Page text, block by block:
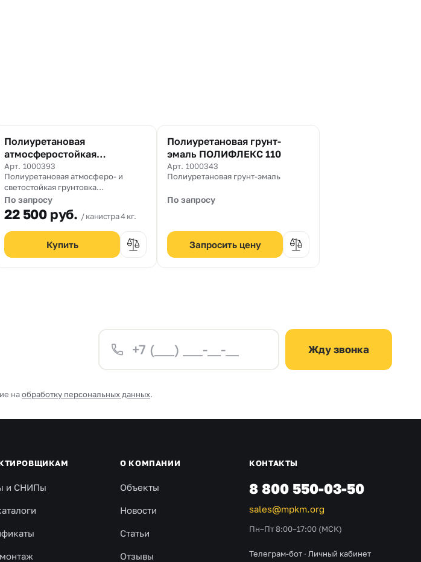
Полиуретановая
атмосферостойкая
грунтовка Праймер 107
Арт. 1000393
Полиуретановая атмосферо- и
светостойкая грунтовка
(грунтовочный лак, силер).
По запросу
22 500руб. канистра 4 кг.
Полиуретановая грунт-
эмаль ПОЛИФЛЕКС 110
Арт. 1000343
Полиуретановая грунт-эмаль
По запросу
Запросить цену
Жду звонка
наобработку персональных данных.
и СНИПы
О КОМПАНИИ
Объекты
Новости
Статьи
Отзывы
КОНТАКТЫ
8 800 550-03-50
sales@mpkm.org
Пн–Пт 8:00–17:00 (МСК)
Телеграм-бот · Личный кабинет